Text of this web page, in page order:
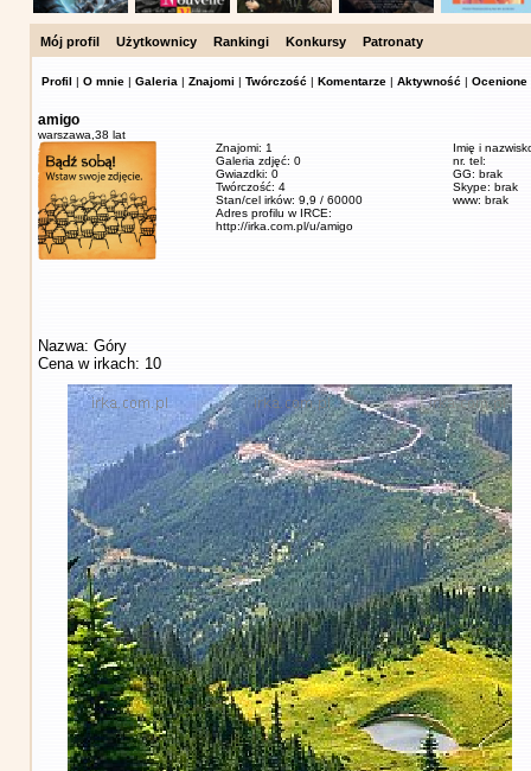
Mój profil Użytkownicy Rankingi Konkursy Patronaty
Profil | O mnie | Galeria | Znajomi | Twórczość | Komentarze | Aktywność | Ocenione
amigo
warszawa, 38 lat
Znajomi: 1
Galeria zdjęć: 0
Gwiazdki: 0
Twórczość: 4
Stan/cel irków: 9,9 / 60000
Adres profilu w IRCE:
http://irka.com.pl/u/amigo
Imię i
nr. tel:
GG: brak
Skype: brak
www: brak
Nazwa: Góry
Cena w irkach: 10